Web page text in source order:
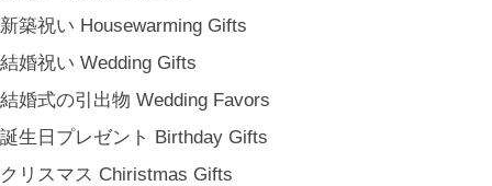
新築祝い Housewarming Gifts
結婚祝い Wedding Gifts
結婚式の引出物 Wedding Favors
誕生日プレゼント Birthday Gifts
クリスマス Chiristmas Gifts
CONTACT
[ MEMBERSHIP ]
TOP